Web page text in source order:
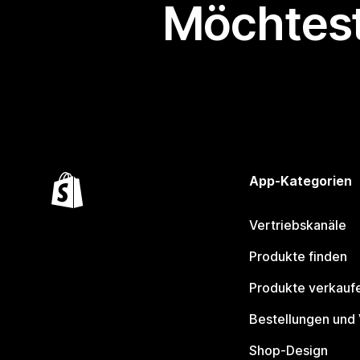
App-Kategorien
Vertriebskanäle
Produkte finden
Produkte
Bestellungen und
Shop-Design